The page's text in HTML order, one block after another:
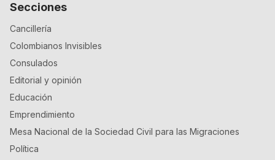
Secciones
Cancillería
Colombianos Invisibles
Consulados
Editorial y opinión
Educación
Emprendimiento
Mesa Nacional de la Sociedad Civil para las Migraciones
Política